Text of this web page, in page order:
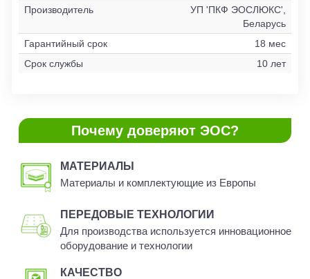
Производитель
УП 'ПКФ ЭОСЛЮКС',
Беларусь
Гарантийный срок
18 мес
Срок службы
10 лет
Почему доверяют ЭОС?
МАТЕРИАЛЫ
Материалы и комплектующие из Европы
ПЕРЕДОВЫЕ ТЕХНОЛОГИИ
Для производства используется инновационное
оборудование и технологии
КАЧЕСТВО